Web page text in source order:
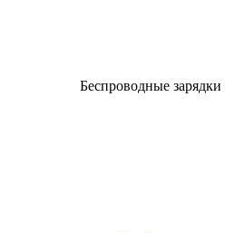
Беспроводные зарядки